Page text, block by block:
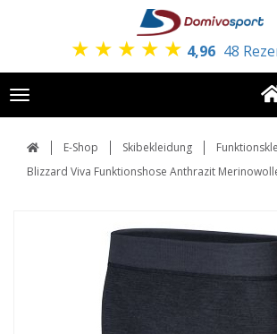
★ ★ ★ ★ ★ 4,96 48
Toggle
navigation
E-Shop Skibekleidung
Blizzard Viva Funktionshose Anthrazit